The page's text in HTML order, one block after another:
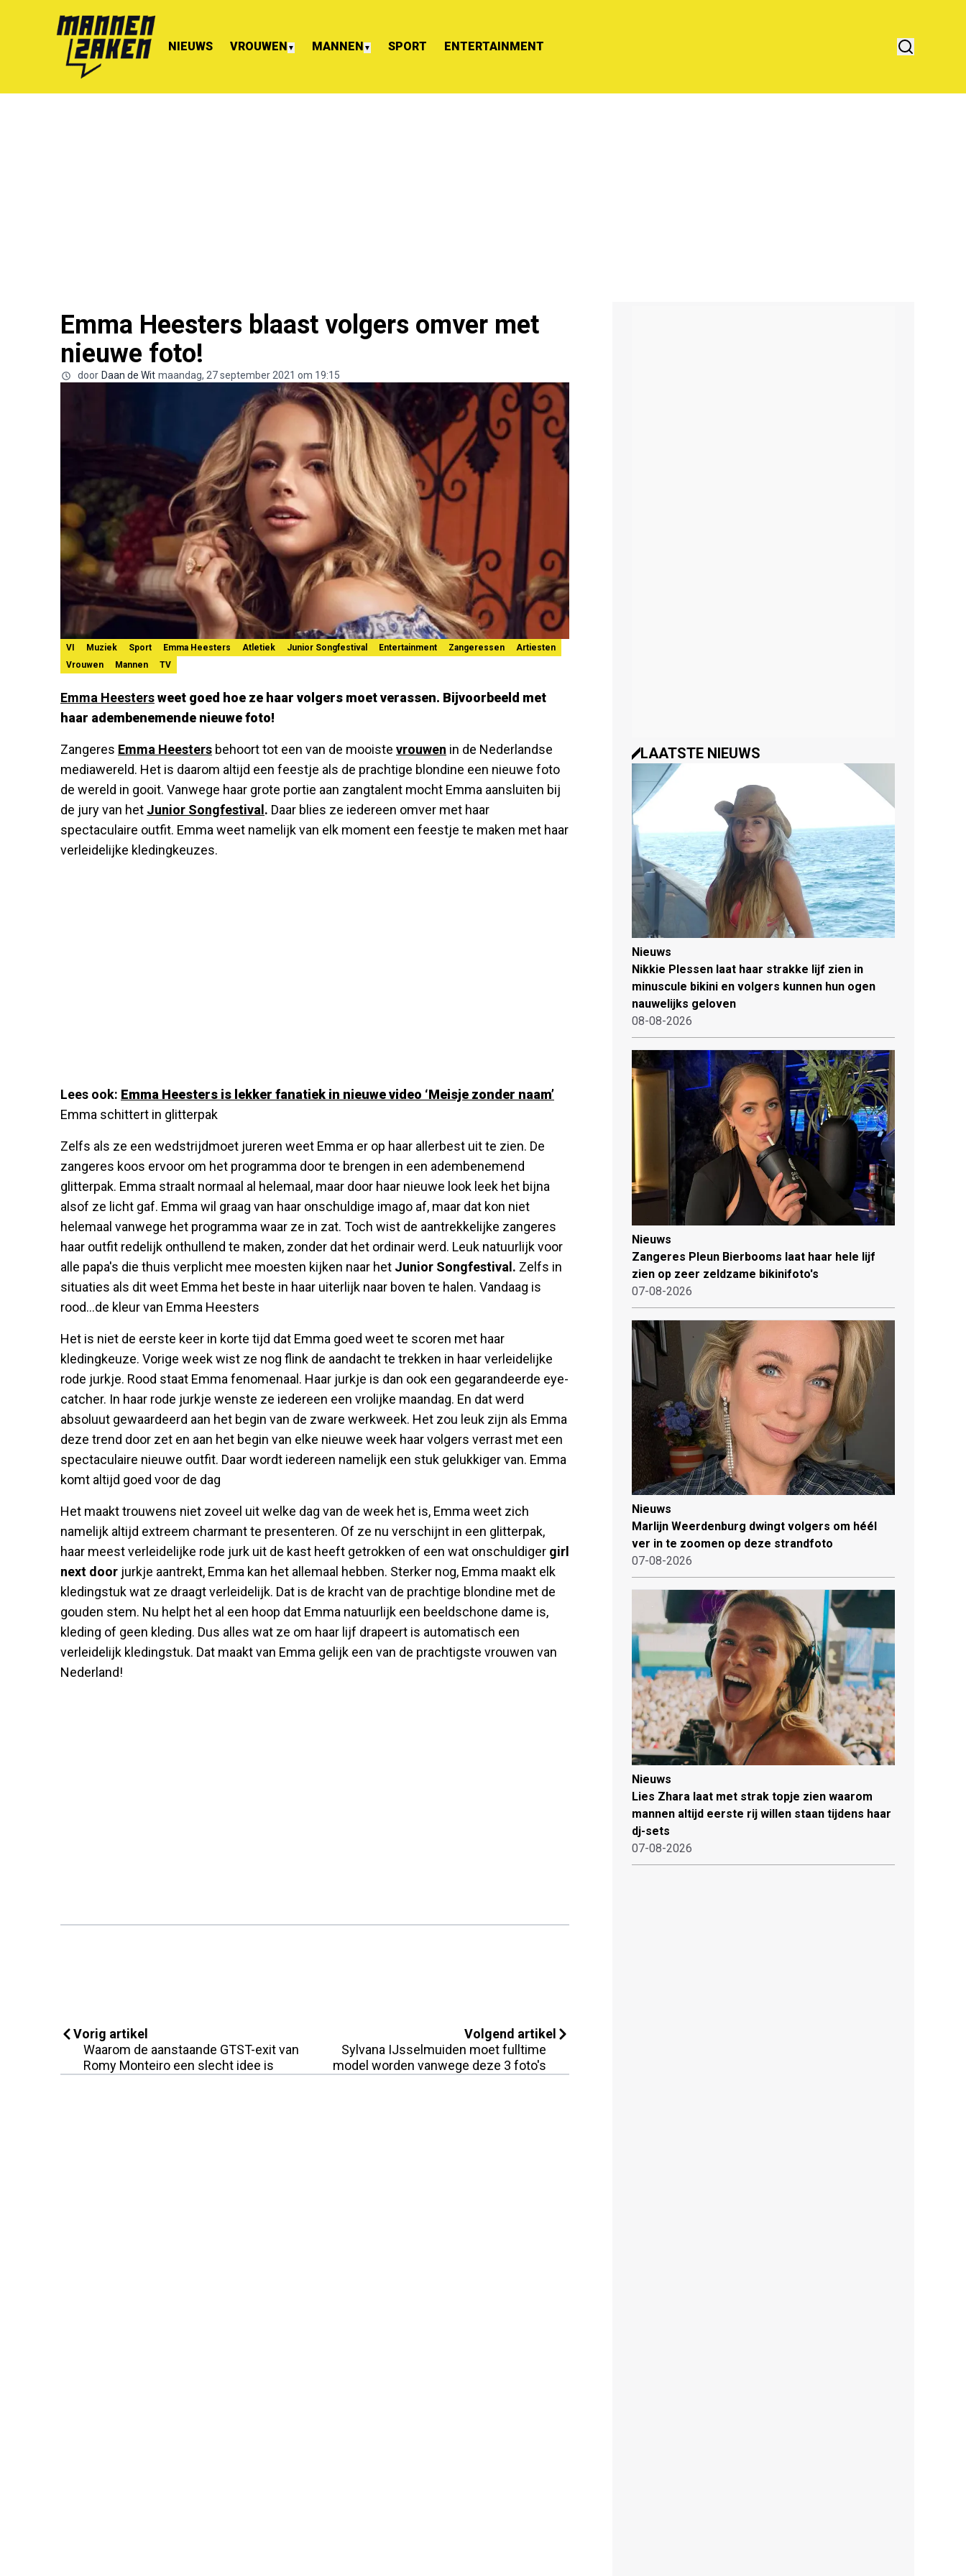
NIEUWS VROUWEN ▼ MANNEN ▼ SPORT ENTERTAINMENT
Emma Heesters blaast volgers omver met
nieuwe foto!
door Daan de Wit maandag, 27 september 2021 om 19:15
VI Muziek Sport Emma Heesters Atletiek Junior Songfestival Entertainment Zangeressen
Artiesten
Vrouwen
Mannen TV
Emma Heestersweet goed hoe ze haar volgers moet verassen. Bijvoorbeeld met
haar adembenemende nieuwe foto!
Zangeres Emma Heesters behoort tot een van de mooiste vrouwen in de Nederlandse
mediawereld. Het is daarom altijd een feestje als de prachtige blondine een nieuwe foto
de wereld in gooit. Vanwege haar grote portie aan zangtalent mocht Emma aansluiten bij
de jury van het Junior Songfestival . Daar blies ze iedereen omver met haar
spectaculaire outfit. Emma weet namelijk van elk moment een feestje te maken met haar
verleidelijke kledingkeuzes.
Lees ook: Emma Heesters is lekker fanatiek in nieuwe video ‘Meisje zonder naam’
Emma schittert in glitterpak
Zelfs als ze een wedstrijdmoet jureren weet Emma er op haar allerbest uit te zien. De
zangeres koos ervoor om het programma door te brengen in een adembenemend
glitterpak. Emma straalt normaal al helemaal, maar door haar nieuwe look leek het bijna
alsof ze licht gaf. Emma wil graag van haar onschuldige imago af, maar dat kon niet
helemaal vanwege het programma waar ze in zat. Toch wist de aantrekkelijke zangeres
haar outfit redelijk onthullend te maken, zonder dat het ordinair werd. Leuk natuurlijk voor
alle papa's die thuis verplicht mee moesten kijken naar het Junior Songfestival. Zelfs in
situaties als dit weet Emma het beste in haar uiterlijk naar boven te halen. Vandaag is
rood...de kleur van Emma Heesters
Het is niet de eerste keer in korte tijd dat Emma goed weet te scoren met haar
kledingkeuze. Vorige week wist ze nog flink de aandacht te trekken in haar verleidelijke
rode jurkje. Rood staat Emma fenomenaal. Haar jurkje is dan ook een gegarandeerde eye-
catcher. In haar rode jurkje wenste ze iedereen een vrolijke maandag. En dat werd
absoluut gewaardeerd aan het begin van de zware werkweek. Het zou leuk zijn als Emma
deze trend door zet en aan het begin van elke nieuwe week haar volgers verrast met een
spectaculaire nieuwe outfit. Daar wordt iedereen namelijk een stuk gelukkiger van. Emma
komt altijd goed voor de dag
Het maakt trouwens niet zoveel uit welke dag van de week het is, Emma weet zich
namelijk altijd extreem charmant te presenteren. Of ze nu verschijnt in een glitterpak,
haar meest verleidelijke rode jurk uit de kast heeft getrokken of een wat onschuldiger girl
next door jurkje aantrekt, Emma kan het allemaal hebben. Sterker nog, Emma maakt elk
kledingstuk wat ze draagt verleidelijk. Dat is de kracht van de prachtige blondine met de
gouden stem. Nu helpt het al een hoop dat Emma natuurlijk een beeldschone dame is,
kleding of geen kleding. Dus alles wat ze om haar lijf drapeert is automatisch een
verleidelijk kledingstuk. Dat maakt van Emma gelijk een van de prachtigste vrouwen van
Nederland!
Vorig artikel
Waarom de aanstaande GTST-exit van
Romy Monteiro een slecht idee is
Volgend artikel
Sylvana IJsselmuiden moet fulltime
model worden vanwege deze 3 foto's
LAATSTE NIEUWS
Nieuws
Nikkie Plessen laat haar strakke lijf zien in
minuscule bikini en volgers kunnen hun ogen
nauwelijks geloven
08-08-2026
Nieuws
Zangeres Pleun Bierbooms laat haar hele lijf
zien op zeer zeldzame bikinifoto's
07-08-2026
Nieuws
Marlijn Weerdenburg dwingt volgers om héél
ver in te zoomen op deze strandfoto
07-08-2026
Nieuws
Lies Zhara laat met strak topje zien waarom
mannen altijd eerste rij willen staan tijdens haar
dj-sets
07-08-2026